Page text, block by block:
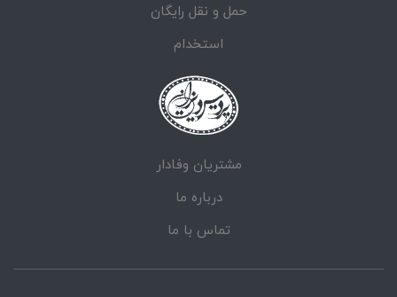
حمل و نقل رایگان
استخدام
مشتریان وفادار
درباره ما
تماس با ما